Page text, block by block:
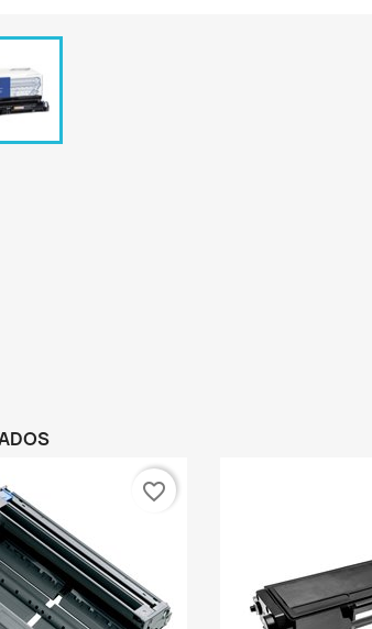
favorite_border